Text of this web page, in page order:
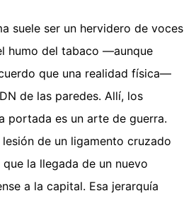
suele ser un hervidero de voces
humo del tabaco —aunque
que una realidad física—
de las paredes. Allí, los
portada es un arte de guerra.
de un ligamento cruzado
la llegada de un nuevo
a la capital. Esa jerarquía